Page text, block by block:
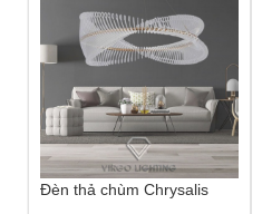
Đèn thả chùm Chrysalis